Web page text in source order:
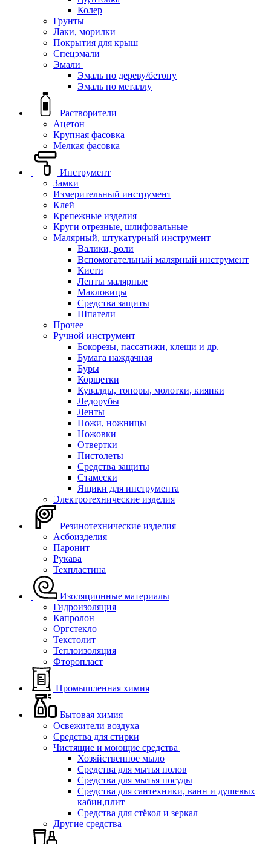
Колер
Грунты
Лаки, морилки
Покрытия для крыш
Спецэмали
Эмали
Эмаль по дереву/бетону
Эмаль по металлу
Растворители
Ацетон
Крупная фасовка
Мелкая фасовка
Инструмент
Замки
Измерительный инструмент
Клей
Крепежные изделия
Круги отрезные, шлифовальные
Малярный, штукатурный инструмент
Валики, роли
Вспомогательный малярный инструмент
Кисти
Ленты малярные
Макловицы
Средства защиты
Шпатели
Прочее
Ручной инструмент
Бокорезы, пассатижи, клещи и др.
Бумага наждачная
Буры
Корщетки
Кувалды, топоры, молотки, киянки
Ледорубы
Ленты
Ножи, ножницы
Ножовки
Отвертки
Пистолеты
Средства защиты
Стамески
Ящики для инструмента
Электротехнические изделия
Резинотехнические изделия
Асбоизделия
Паронит
Рукава
Техпластина
Изоляционные материалы
Гидроизоляция
Капролон
Оргстекло
Текстолит
Теплоизоляция
Фторопласт
Промышленная химия
Бытовая химия
Освежители воздуха
Средства для стирки
Чистящие и моющие средства
Хозяйственное мыло
Средства для мытья полов
Средства для мытья посуды
Средства для сантехники, ванн и душевых
кабин,плит
Средства для стёкол и зеркал
Другие средства